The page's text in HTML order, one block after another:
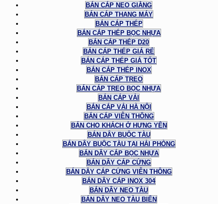
BÁN CÁP NEO GIẰNG
BÁN CÁP THANG MÁY
BÁN CÁP THÉP
BÁN CÁP THÉP BỌC NHỰA
BÁN CÁP THÉP D20
BÁN CÁP THÉP GIÁ RẺ
BÁN CÁP THÉP GIÁ TỐT
BÁN CÁP THÉP INOX
BÁN CÁP TREO
BÁN CÁP TREO BỌC NHỰA
BÁN CÁP VẢI
BÁN CÁP VẢI HÀ NỘI
BÁN CÁP VIỄN THÔNG
BÁN CHO KHÁCH Ở HƯNG YÊN
BÁN DÂY BUỘC TÀU
BÁN DÂY BUỘC TÀU TẠI HẢI PHÒNG
BÁN DÂY CÁP BỌC NHỰA
BÁN DÂY CÁP CỨNG
BÁN DÂY CÁP CỨNG VIỄN THÔNG
BÁN DÂY CÁP INOX 304
BÁN DÂY NEO TÀU
BÁN DÂY NEO TÀU BIỂN